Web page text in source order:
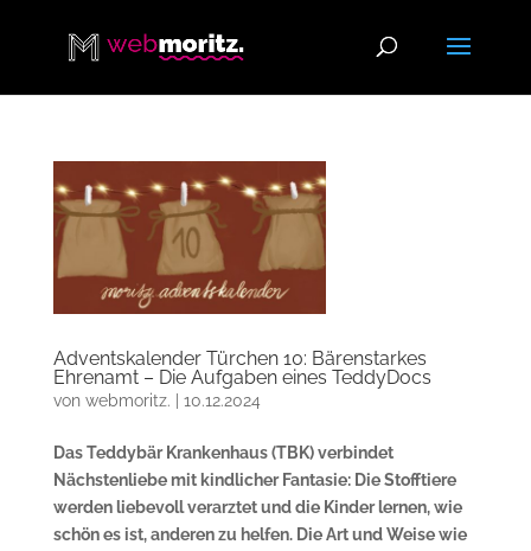
Adventskalender Türchen 10: Bärenstarkes
Ehrenamt – Die Aufgaben eines TeddyDocs
von webmoritz. 10.12.2024
Das Teddybär Krankenhaus (TBK) verbindet
Nächstenliebe mit kindlicher Fantasie: Die Stofftiere
werden liebevoll verarztet und die Kinder lernen, wie
schön es ist, anderen zu helfen. Die Art und Weise wie